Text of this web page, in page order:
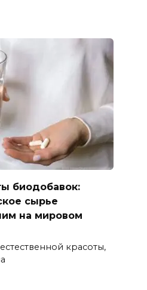
биодобавок:
сырье
на мировом
красоты,